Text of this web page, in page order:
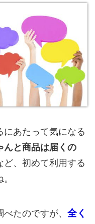
あたって気になる
んと商品は届くの
ど、初めて利用する
たのですが、 全く